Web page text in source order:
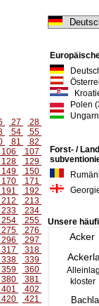
Polen
Forst- /
Unsere
Acker
kloster
27
28
54
55
81
82
106
107
128
129
149
150
170
171
191
192
212
213
233
234
254
255
275
276
296
297
317
318
338
339
359
360
380
381
401
402
420 421